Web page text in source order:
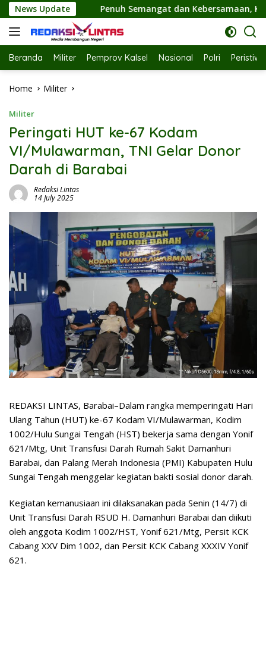
Skip
to
content
News Update
Penuh Semangat dan Kebersamaan, Ketua TP PKK Hj. Fathul
Beranda Militer Pemprov Kalsel Nasional Polri
Home Militer
Militer
Peringati HUT ke-67 Kodam
VI/Mulawarman, TNI Gelar Donor
Darah di Barabai
Redaksi Lintas
14 July 2025
REDAKSI LINTAS, Barabai–Dalam rangka memperingati Hari
Ulang Tahun (HUT) ke-67 Kodam VI/Mulawarman, Kodim
1002/Hulu Sungai Tengah (HST) bekerja sama dengan Yonif
621/Mtg, Unit Transfusi Darah Rumah Sakit Damanhuri
Barabai, dan Palang Merah Indonesia (PMI) Kabupaten Hulu
Sungai Tengah menggelar kegiatan bakti sosial donor darah.
Kegiatan kemanusiaan ini dilaksanakan pada Senin (14/7) di
Unit Transfusi Darah RSUD H. Damanhuri Barabai dan diikuti
oleh anggota Kodim 1002/HST, Yonif 621/Mtg, Persit KCK
Cabang XXV Dim 1002, dan Persit KCK Cabang XXXIV Yonif
621.